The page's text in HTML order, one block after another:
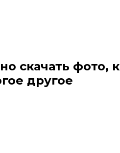
скачать
другое